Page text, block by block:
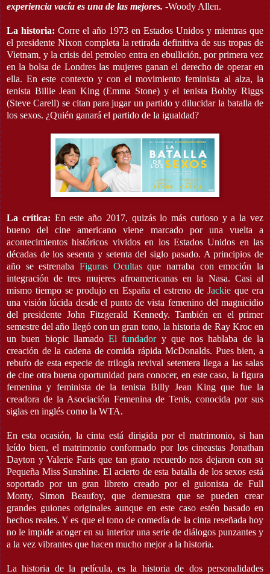
experiencia vacía es una de las mejores. -Woody Allen.
La historia: Corre el año 1973 en Estados Unidos y mientras que
el presidente Nixon completa la retirada definitiva de sus tropas de
Vietnam, y la crisis del petroleo entra en ebullición, por primera vez
en la bolsa de Londres las mujeres ganan el derecho de operar en
ella. En este contexto y con el movimiento feminista al alza, la
tenista Billie Jean King (Emma Stone) y el tenista Bobby Riggs
(Steve Carell) se citan para jugar un partido y dilucidar la batalla de
los sexos. ¿Quién ganará el partido de la igualdad?
La crítica: En este año 2017, quizás lo más curioso y a la vez
bueno del cine americano viene marcado por una vuelta a
acontecimientos históricos vividos en los Estados Unidos en las
décadas de los sesenta y setenta del siglo pasado. A principios de
año se estrenaba Figuras Ocultasque narraba con emoción la
integración de tres mujeres afroamericanas en la Nasa. Casi al
mismo tiempo se produjo en España el estreno de Jackie que era
una visión lúcida desde el punto de vista femenino del magnicidio
del presidente John Fitzgerald Kennedy. También en el primer
semestre del año llegó con un gran tono, la historia de Ray Kroc en
un buen biopic llamadoEl fundadory que nos hablaba de la
creación de la cadena de comida rápida McDonalds. Pues bien, a
rebufo de esta especie de trilogía revival setentera llega a las salas
de cine otra buena oportunidad para conocer, en este caso, la figura
femenina y feminista de la tenista Billy Jean King que fue la
creadora de la Asociación Femenina de Tenis, conocida por sus
siglas en inglés como la WTA.
En esta ocasión, la cinta está dirigida por el matrimonio, si han
leído bien, el matrimonio conformado por los cineastas Jonathan
Dayton y Valerie Faris que tan grato recuerdo nos dejaron con su
Pequeña Miss Sunshine. El acierto de esta batalla de los sexos está
soportado por un gran libreto creado por el guionista de Full
Monty, Simon Beaufoy, que demuestra que se pueden crear
grandes guiones originales aunque en este caso estén basado en
hechos reales. Y es que el tono de comedía de la cinta reseñada hoy
no le impide acoger en su interior una serie de diálogos punzantes y
a la vez vibrantes que hacen mucho mejor a la historia.
La historia de la película, es la historia de dos personalidades